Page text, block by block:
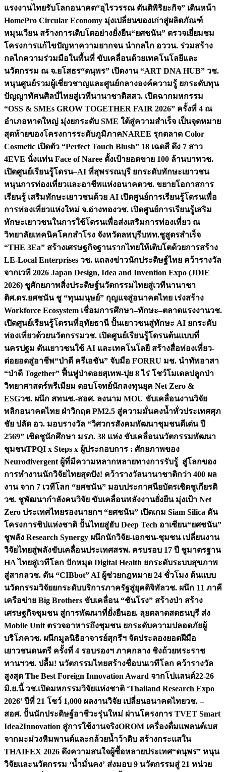
แรงงานไทยรับโลกอนาคต“อุไรวรรณ ตันติพิริยะกิจ” เดินหน้า
HomePro Circular Economy มุ่งเปลี่ยนของเก่าสู่ผลิตภัณฑ์
หมุนเวียน สร้างการเติบโตอย่างยั่งยืน“ยศชนัน” ตรวจเยี่ยมชม
โครงการแก้ไขปัญหาความยากจน นำกลไก อววน. ร่วมสร้าง
กลไกความร่วมมือในพื้นที่ ขับเคลื่อนด้วยเทคโนโลยีและ
นวัตกรรม ณ จ.ยโสธร“ดนุพร” เปิดงาน “ART DNA HUB” วช.
หนุนศูนย์รวมผู้เชี่ยวชาญและศูนย์กลางองค์ความรู้ ยกระดับทุน
ปัญญาทัศนศิลป์ไทยสู่เวทีนานาชาติสสว. เปิดฉากมหกรรม
“OSS & SMEs GROW TOGETHER FAIR 2026” ครั้งที่ 4 ณ
อำเภอหาดใหญ่ มุ่งยกระดับ SME ใต้สู่ความสำเร็จ เป็นจุดหมาย
สุดท้ายของโครงการระดับภูมิภาคNAREE รุกตลาด Color
Cosmetic เปิดตัว “Perfect Touch Blush” 18 เฉดสี ดึง 7 สาว
4EVE นั่งแท่น Face of Naree ตั้งเป้ายอดขาย 100 ล้านบาทวช.
เปิดศูนย์เรียนรู้โดรน–AI ที่สุพรรณบุรี ยกระดับทักษะเยาวชน
หนุนการท่องเที่ยวและอาชีพแห่งอนาคตวช. ขยายโอกาสการ
เรียนรู้ เสริมทักษะเยาวชนด้วย AI เปิดศูนย์การเรียนรู้โดรนเพื่อ
การท่องเที่ยวแห่งใหม่ จ.อ่างทองวช. เปิดศูนย์การเรียนรู้เสริม
ทักษะเยาวชนในการใช้โดรนเพื่อส่งเสริมการท่องเที่ยว ณ
วิทยาลัยเทคนิคโคกสำโรง จังหวัดลพบุรีบพท.ชูสูตรสำเร็จ
“THE 3Ea” สร้างเศรษฐกิจฐานรากไทยให้เติบโตด้วยการสร้าง
LE-Local Enterprises วช. แถลงข่าวนักประดิษฐ์ไทย คว้ารางวัล
จากเวที 2026 Japan Design, Idea and Invention Expo (JDIE
2026) ชูศักยภาพสิ่งประดิษฐ์นวัตกรรมไทยสู่เวทีนานาชา
ติศ.ดร.ยศชนัน ชู “ทุนมนุษย์” กุญแจสู่อนาคตไทย เร่งสร้าง
Workforce Ecosystem เชื่อมการศึกษา–ทักษะ–ตลาดแรงงานวช.
เปิดศูนย์เรียนรู้โดรนที่อุทัยธานี ปั้นเยาวชนสู่ทักษะ AI ยกระดับ
ท่องเที่ยวด้วยนวัตกรรมวช. เปิดศูนย์เรียนรู้โดรนต้นแบบที่
นครปฐม ดันเยาวชนใช้ AI และเทคโนโลยี สร้างสื่อท่องเที่ยว-
ต่อยอดสู่อาชีพ“ป่าดี ครีเอชัน” จับมือ FORRU มช. นำทัพอาสา
“ป่าดี Together” ฟื้นฟูป่าดอยสุเทพ-ปุย 8 ไร่ โชว์โมเดลปลูกป่า
วิทยาศาสตร์พรีเมียม ตอบโจทย์นักลงทุนยุค Net Zero &
ESGวช. ผนึก สทนช.-สอศ. ลงนาม MOU ขับเคลื่อนงานวิจัย
พลิกอนาคตไทย ฝ่าวิกฤต PM2.5 สู่ความมั่นคงน้ำทั่วประเทศศุภ
ชัย ปลัด อว. มอบรางวัล “วิศวกรสังคมพัฒนาชุมชนดีเด่น ปี
2569” เชิดชูนักศึกษา มรภ. 38 แห่ง ขับเคลื่อนนวัตกรรมพัฒนา
ชุมชนTPQI x Steps x ผู้ประกอบการ : ศักยภาพของ
Neurodivergent ผู้ที่มีความหลากหลายทางการรับรู้ สู่โลกของ
การทำงานนักวิจัยไทยสุดปัง! คว้ารางวัลนานาชาติกว่า 400 ผล
งาน จาก 7 เวทีโลก “ยศชนัน” มอบประกาศนียบัตรเชิดชูเกียรติ
วช. ชูพัฒนากำลังคนวิจัย ขับเคลื่อนพลังงานยั่งยืน มุ่งเป้า Net
Zero ประเทศไทยรองนายกฯ “ยศชนัน” เปิดเกม Siam Silica ดัน
โครงการชิปแห่งชาติ ปั้นไทยสู่ฮับ Deep Tech อาเซียน“ยศชนัน”
ชูพลัง Research Synergy ผนึกนักวิจัย-เอกชน-ชุมชน เปลี่ยนงาน
วิจัยไทยสู่พลังขับเคลื่อนประเทศสรพ. ครบรอบ 17 ปี ชูมาตรฐาน
HA ไทยสู่เวทีโลก ปักหมุด Digital Health ยกระดับระบบสุขภาพ
สู่สากลวช. ดัน “CIBbot” AI ผู้ช่วยกฎหมาย 24 ชั่วโมง ต้นแบบ
นวัตกรรมวิจัยยกระดับบริการภาครัฐสู่ยุคดิจิทัลวช. ผนึก 11 ภาคี
เครือข่าย Big Brothers ขับเคลื่อน “ชันโรง” สร้างป่า สร้าง
เศรษฐกิจชุมชน สู่การพัฒนาที่ยั่งยืนอย. ลุยตลาดสดธนบุรี ส่ง
Mobile Unit ตรวจอาหารถึงชุมชน ยกระดับความปลอดภัยผู้
บริโภควช. ผนึกมูลนิธิอาจารย์สุกรีฯ จัดประลองยอดฝีมือ
เยาวชนดนตรี ครั้งที่ 4 รอบรองฯ ภาคกลาง ชิงถ้วยพระราช
ทานฯวช. ปลื้ม! นวัตกรรมไทยสร้างชื่อบนเวทีโลก คว้ารางวัล
สูงสุด The Best Foreign Innovation Award จากโปแลนด์22-26
มิ.ย.นี้ วช.เปิดมหกรรมวิจัยแห่งชาติ ‘Thailand Research Expo
2026’ ปีที่ 21 โชว์ 1,000 ผลงานวิจัย เปลี่ยนอนาคตไทยวช. –
สอศ. ปั้นนักประดิษฐ์อาชีวะรุ่นใหม่ ผ่านโครงการ TVET Smart
Idea2Innovation สู่การใช้งานจริงOROM เครื่องดื่มแพลนต์เบส
จากมะม่วงหิมพานต์และกล้วยน้ำว้าดิบ สร้างกระแสใน
THAIFEX 2026 ดึงความสนใจผู้ซื้อหลายประเทศ“ดนุพร” หนุน
วิจัยและนวัตกรรม ‘น้ำมั่นคง’ ส่งมอบ 9 นวัตกรรมสู่ 21 หน่วย